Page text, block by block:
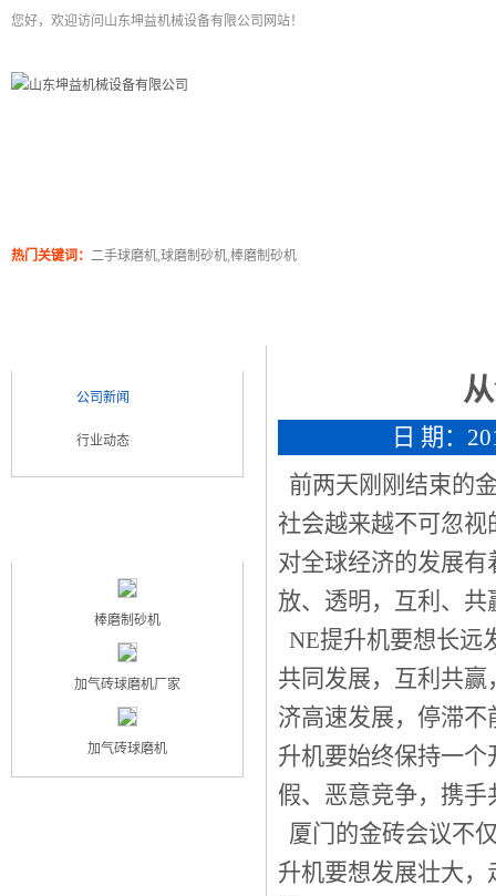
您好，欢迎访问山东坤益机械设备有限公司网站！
热门关键词： 二手球磨机,球磨制砂机,棒磨制砂机
日 期：
前两天刚刚结束的
社会越来越不可忽
对全球经济的发展
放、透明，互利、
NE提升机要想长远
共同发展，互利共
济高速发展，停滞
升机要始终保持一
假、恶意竞争，携
厦门的金砖会议不
升机要想发展壮大
公司新闻
行业动态
棒磨制砂机
加气砖球磨机厂家
加气砖球磨机